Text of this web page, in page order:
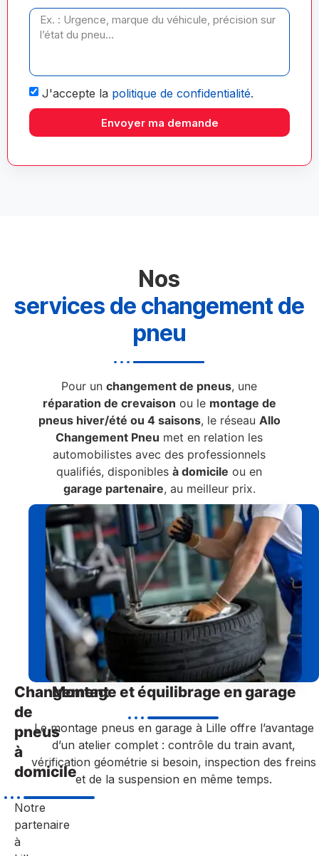
J'accepte la politique de confidentialité.
Envoyer ma demande
Nos
services de changement de
pneu
Pour unchangement de pneus, une
réparation de crevaison ou le montage de
pneus hiver/été ou 4 saisons, le réseau Allo
Changement Pneu met en relation les
automobilistes avec des professionnels
qualifiés, disponiblesà domicile ou en
garage partenaire, au meilleur prix.
Changement
de
pneus
à
domicile
Notre
partenaire
à
Montage et équilibrage en garage
Le montage pneus en garage à Lille offre l’avantage
d’un atelier complet : contrôle du train avant,
vérification géométrie si besoin, inspection des freins
et de la suspension en même temps.